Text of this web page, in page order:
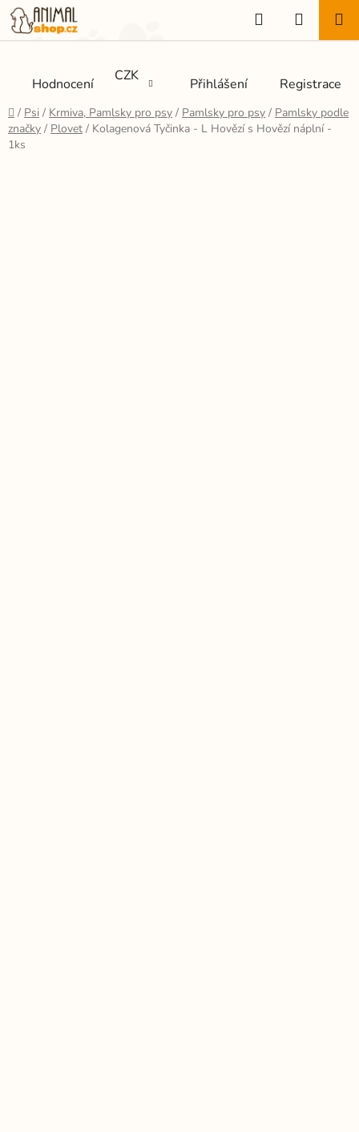
Přejít
na
obsah
Hodnocení CZK Přihlášení Registrace
Hledat
KOŠÍK
Domů
/ Psi / Krmiva, Pamlsky pro psy / Pamlsky pro psy / Pamlsky podle
značky / Plovet / Kolagenová Tyčinka - L Hovězí s Hovězí náplní -
1ks